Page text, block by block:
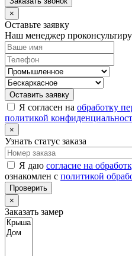
×
Оставьте заявку
Наш менеджер
Оставить заявку
Я согласен на обработку
политикой
×
Узнать статус заказа
Я даю согласие на
ознакомлен с политикой
Проверить
×
Заказать замер